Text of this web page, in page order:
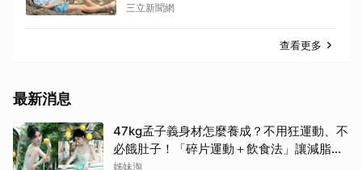
三立新聞網
查看更多
最新消息
47kg孟子義身材怎麼養成？不用狂運動、不
必餓肚子！「碎片運動＋飲食法」讓減脂變
簡單
姊妹淘